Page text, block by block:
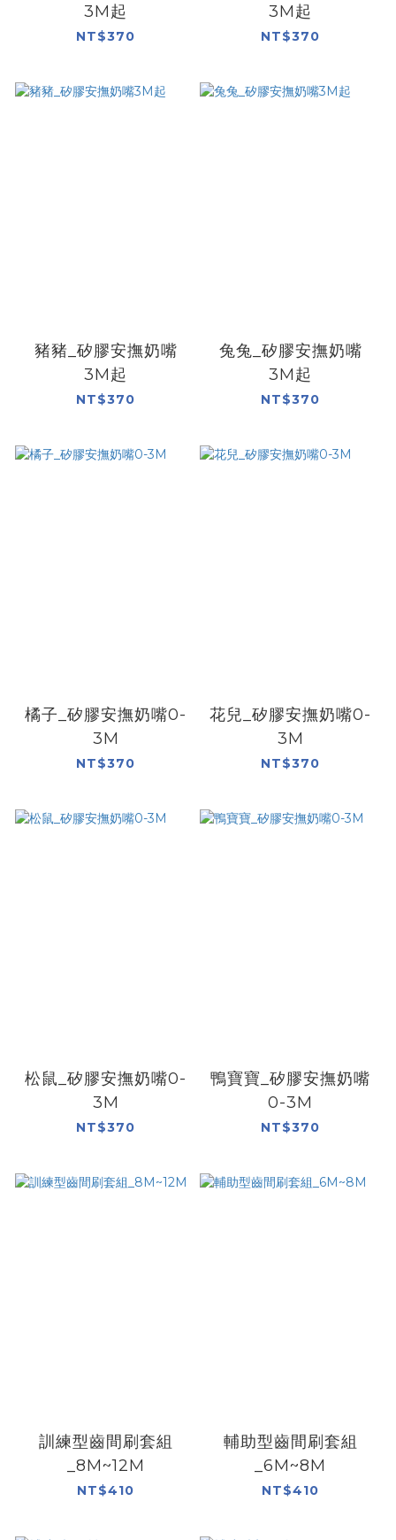
3M起
NT$370
3M起
NT$370
豬豬_矽膠安撫奶嘴
3M起
NT$370
兔兔_矽膠安撫奶嘴
3M起
NT$370
橘子_矽膠安撫奶嘴0-
3M
NT$370
花兒_矽膠安撫奶嘴0-
3M
NT$370
松鼠_矽膠安撫奶嘴0-
3M
NT$370
鴨寶寶_矽膠安撫奶嘴
0-3M
NT$370
訓練型齒間刷套組
_8M~12M
NT$410
輔助型齒間刷套組
_6M~8M
NT$410